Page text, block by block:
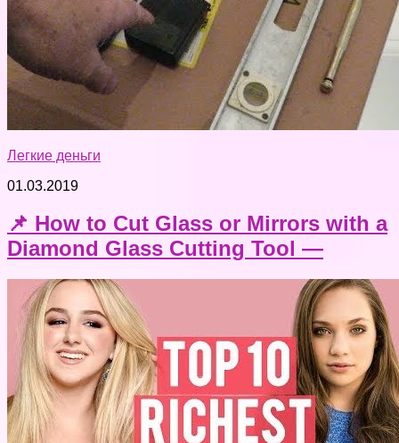
Легкие деньги
01.03.2019
📌 How to Cut Glass or Mirrors with a
Diamond Glass Cutting Tool —